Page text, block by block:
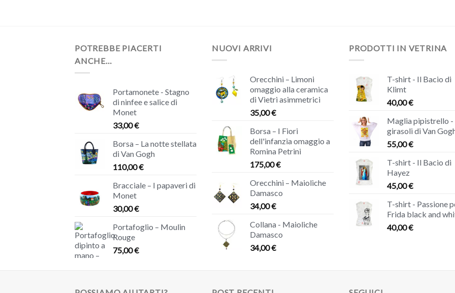
POTREBBE PIACERTI
ANCHE…
Portamonete - Stagno
di ninfee e salice di
Monet
33,00€
Borsa – La notte stellata
di Van Gogh
110,00€
Bracciale – I papaveri di
Monet
30,00€
Portafoglio – Moulin
Rouge
75,00€
NUOVI ARRIVI
Orecchini – Limoni
omaggio alla ceramica
di Vietri asimmetrici
35,00€
Borsa – I Fiori
dell'infanzia omaggio a
Romina Petrini
175,00€
Orecchini – Maioliche
Damasco
34,00€
Collana - Maioliche
Damasco
34,00€
PRODOTTI IN VETRINA
T-shirt - Il Bacio di
Klimt
40,00€
Maglia pipistrello -
girasoli di Van
55,00€
T-shirt - Il Bacio di
Hayez
45,00€
T-shirt - Passione
Frida black and
40,00€